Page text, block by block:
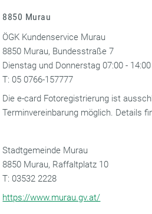
8850 Murau
ÖGK Kundenservice Murau
8850 Murau, Bundesstraße 7
Dienstag und Donnerstag 07:00 -
T: 05 0766-157777
Die e-card Fotoregistrierung ist
Terminvereinbarung möglich. Details
Stadtgemeinde Murau
8850 Murau, Raffaltplatz 10
T: 03532 2228
https://www.murau.gv.at/